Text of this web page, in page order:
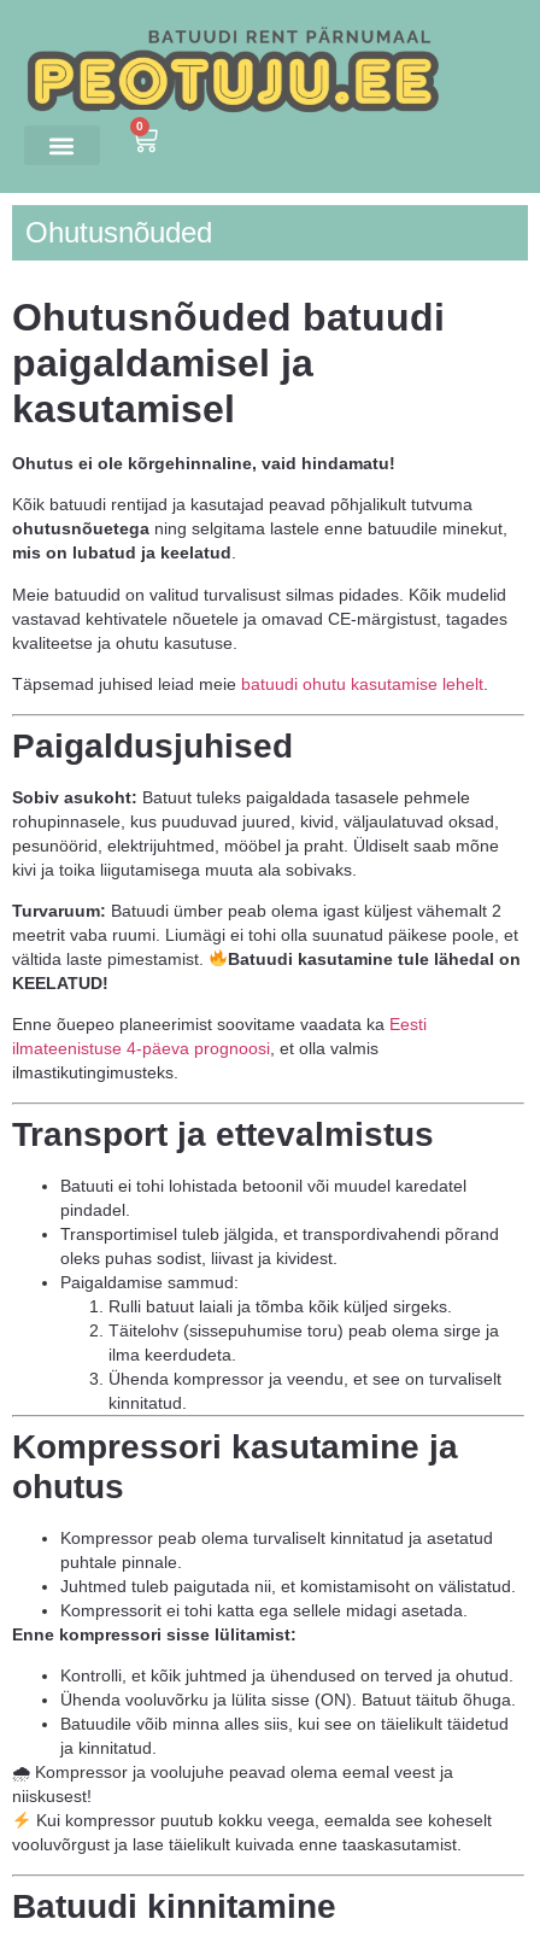
0
Ohutusnõuded
Ohutusnõuded batuudi
paigaldamisel ja
kasutamisel
Ohutus ei ole kõrgehinnaline, vaid hindamatu!
Kõik batuudi rentijad ja kasutajad peavad põhjalikult tutvuma
ohutusnõuetega ning selgitama lastele enne batuudile minekut,
mis on lubatud ja keelatud.
Meie batuudid on valitud turvalisust silmas pidades. Kõik mudelid
vastavad kehtivatele nõuetele ja omavad CE-märgistust, tagades
kvaliteetse ja ohutu kasutuse.
Täpsemad juhised leiad meie batuudi ohutu kasutamise lehelt
Paigaldusjuhised
Sobiv asukoht: Batuut tuleks paigaldada tasasele pehmele
rohupinnasele, kus puuduvad juured, kivid, väljaulatuvad oksad,
pesunöörid, elektrijuhtmed, mööbel ja praht. Üldiselt saab mõne
kivi ja toika liigutamisega muuta ala sobivaks.
Turvaruum: Batuudi ümber peab olema igast küljest vähemalt 2
meetrit vaba ruumi. Liumägi ei tohi olla suunatud päikese poole, et
vältida laste pimestamist.
Batuudi kasutamine tule lähedal on
KEELATUD!
Enne õuepeo planeerimist soovitame vaadata ka Eesti
ilmateenistuse 4-päeva prognoosi, et olla valmis
ilmastikutingimusteks.
Transport ja ettevalmistus
Batuuti ei tohi lohistada betoonil või muudel karedatel
pindadel.
Transportimisel tuleb jälgida, et transpordivahendi põrand
oleks puhas sodist, liivast ja kividest.
Paigaldamise sammud:
Rulli batuut laiali ja tõmba kõik küljed sirgeks.
Täitelohv (sissepuhumise toru) peab olema sirge ja
ilma keerdudeta.
Ühenda kompressor ja veendu, et see on turvaliselt
kinnitatud.
Kompressori kasutamine ja
ohutus
Kompressor peab olema turvaliselt kinnitatud ja asetatud
puhtale pinnale.
Juhtmed tuleb paigutada nii, et komistamisoht on välistatud.
Kompressorit ei tohi katta ega sellele midagi asetada.
Enne kompressori sisse lülitamist:
Kontrolli, et kõik juhtmed ja ühendused on terved ja ohutud.
Ühenda vooluvõrku ja lülita sisse (ON). Batuut täitub õhuga.
Batuudile võib minna alles siis, kui see on täielikult täidetud
ja kinnitatud.
🌧 Kompressor ja voolujuhe peavad olema eemal veest ja
niiskusest!
Kui kompressor puutub kokku veega, eemalda see koheselt
vooluvõrgust ja lase täielikult kuivada enne taaskasutamist.
Batuudi kinnitamine